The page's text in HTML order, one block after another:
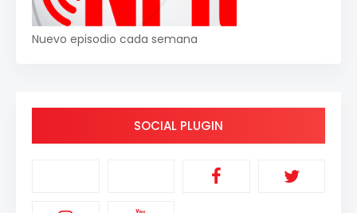
Nuevo episodio cada semana
SOCIAL PLUGIN